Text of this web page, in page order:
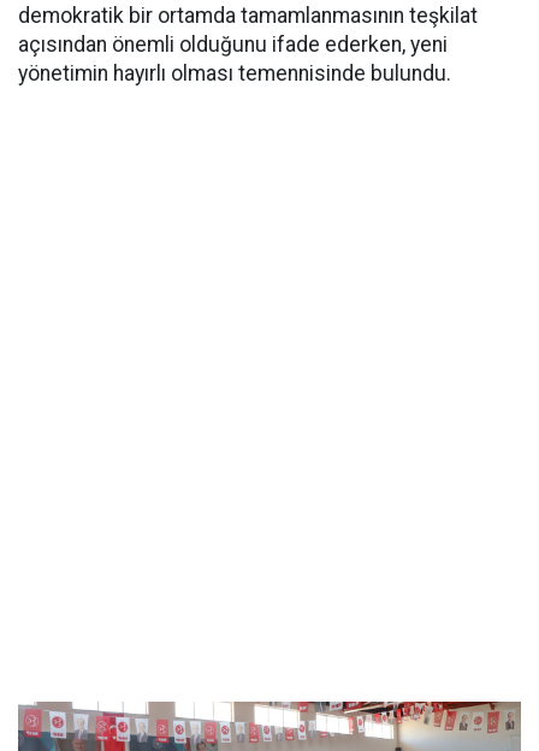
demokratik bir ortamda tamamlanmasının teşkilat
açısından önemli olduğunu ifade ederken, yeni
yönetimin hayırlı olması temennisinde bulundu.